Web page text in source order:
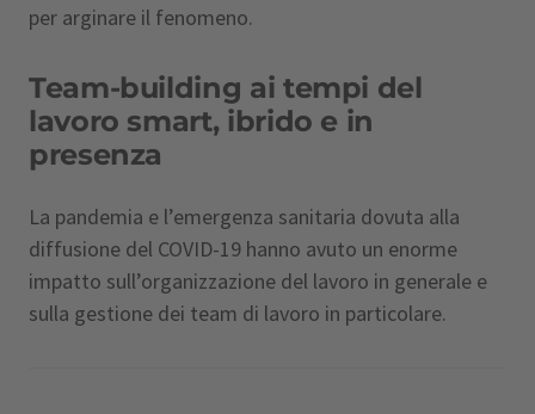
per arginare il fenomeno.
Team-building ai tempi del
lavoro smart, ibrido e in
presenza
La pandemia e l’emergenza sanitaria dovuta alla
diffusione del COVID-19 hanno avuto un enorme
impatto sull’organizzazione del lavoro in generale e
sulla gestione dei team di lavoro in particolare.